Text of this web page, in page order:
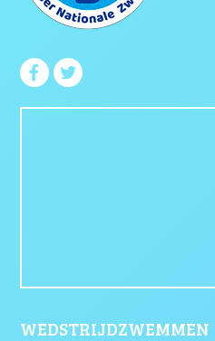
WEDSTRIJDZWEMMEN